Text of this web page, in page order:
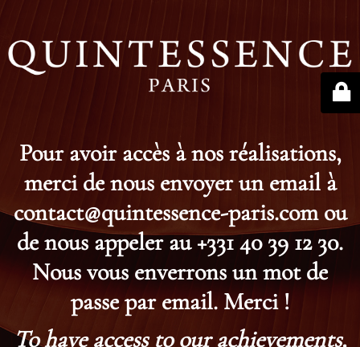
Pour avoir accès à nos réalisations,
merci de nous envoyer un email à
contact@quintessence-paris.com ou
de nous appeler au +331 40 39 12 30.
Nous vous enverrons un mot de
passe par email. Merci !
To have access to our achievements,